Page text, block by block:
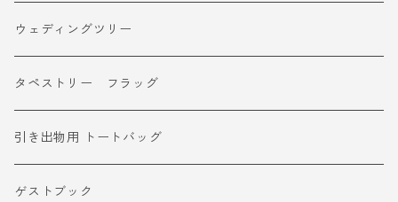
ウェディングツリー
タペストリー フラッグ
引き出物用 トートバッグ
ゲストブック